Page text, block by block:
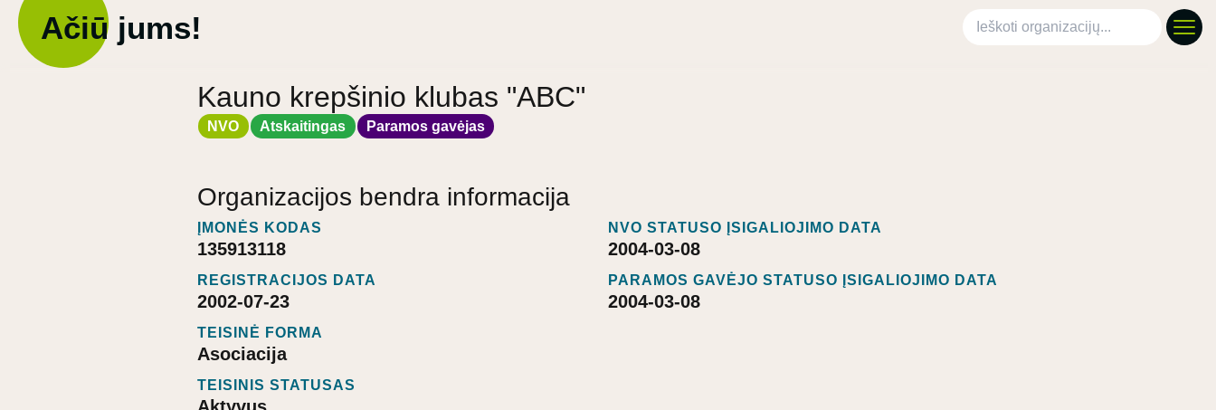
Ačiū jums! Ieškoti organizacijų
Kauno krepšinio klubas "ABC"
NVO Atskaitingas Paramos gavėjas
Organizacijos bendra informacija
ĮMONĖS KODAS
135913118
REGISTRACIJOS DATA
2002-07-23
TEISINĖ FORMA
Asociacija
TEISINIS STATUSAS
NVO STATUSO ĮSIGALIOJIMO DATA
2004-03-08
PARAMOS GAVĖJO STATUSO ĮSIGALIOJIMO DATA
2004-03-08